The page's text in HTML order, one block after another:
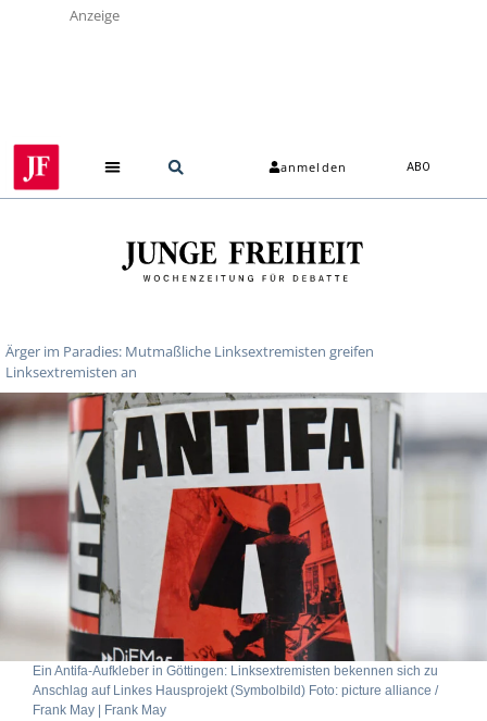
Anzeige
anmelden ABO
Ärger im Paradies: Mutmaßliche Linksextremisten greifen
Linksextremisten an
Ein Antifa-Aufkleber in Göttingen: Linksextremisten bekennen sich zu
Anschlag auf Linkes Hausprojekt (Symbolbild) Foto: picture alliance /
Frank May | Frank May